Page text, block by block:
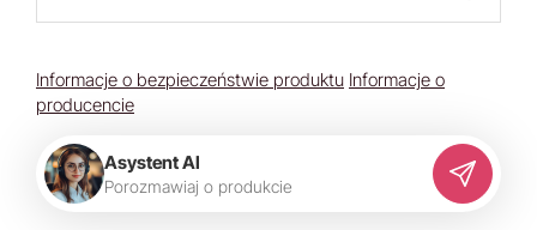
Informacje o bezpieczeństwie produktu Informacje o
producencie
Asystent AI
Porozmawiaj o produkcie